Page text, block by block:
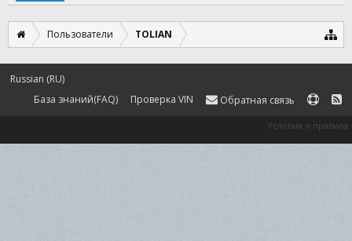
Пользователи TOLIAN
Russian (RU)
База знаний(FAQ)
Проверка VIN Обратная связь
Условия и правила